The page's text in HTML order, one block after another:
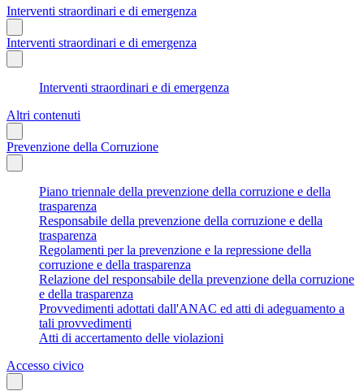
Interventi straordinari e di emergenza
Interventi straordinari e di emergenza
Interventi straordinari e di emergenza
Altri contenuti
Prevenzione della Corruzione
Piano triennale della prevenzione della corruzione e della
trasparenza
Responsabile della prevenzione della corruzione e della
trasparenza
Regolamenti per la prevenzione e la repressione della
corruzione e della trasparenza
Relazione del responsabile della prevenzione della corruzione
e della trasparenza
Provvedimenti adottati dall'ANAC ed atti di adeguamento a
tali provvedimenti
Atti di accertamento delle violazioni
Accesso civico